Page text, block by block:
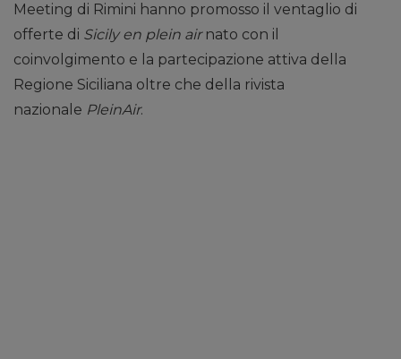
Meeting di Rimini hanno promosso il ventaglio di
offerte di Sicily en plein airnato con il
coinvolgimento e la partecipazione attiva della
Regione Siciliana oltre che della rivista
nazionale PleinAir.